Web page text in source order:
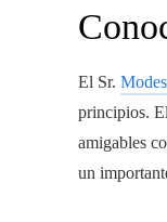
El Sr.
principios.
amigables
un